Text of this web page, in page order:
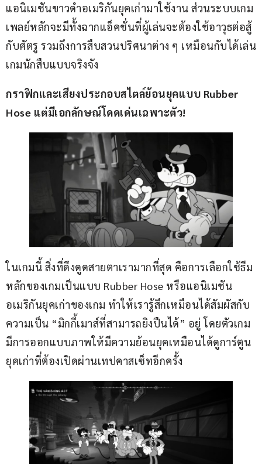
แอนิเมชันขาวดำอเมริกันยุคเก่ามาใช้งาน ส่วนระบบเกม
เพลย์หลักจะมีทั้งฉากแอ็คชั่นที่ผู้เล่นจะต้องใช้อาวุธต่อสู้
กับศัตรู รวมถึงการสืบสวนปริศนาต่าง ๆ เหมือนกับได้เล่น
เกมนักสืบแบบจริงจัง
กราฟิกและเสียงประกอบสไตล์ย้อนยุคแบบ Rubber
Hose แต่มีเอกลักษณ์โดดเด่นเฉพาะตัว!
ในเกมนี้ สิ่งที่ดึงดูดสายตาเรามากที่สุด คือการเลือกใช้ธีม
หลักของเกมเป็นแบบ Rubber Hose หรือแอนิเมชัน
อเมริกันยุคเก่าของเกม ทำให้เรารู้สึกเหมือนได้สัมผัสกับ
ความเป็น “มิกกี้เมาส์ที่สามารถยิงปืนได้” อยู่ โดยตัวเกม
มีการออกแบบภาพให้มีความย้อนยุคเหมือนได้ดูการ์ตูน
ยุคเก่าที่ต้องเปิดผ่านเทปคาสเซ็ทอีกครั้ง